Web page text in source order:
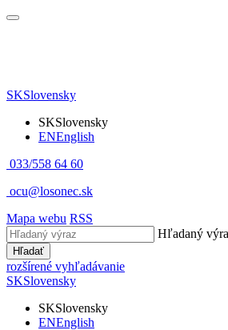
SKSlovensky
SKSlovensky
ENEnglish
033/558 64 60
ocu@losonec.sk
Mapa webu RSS
Hľadaný
Hľadať
rozšírené vyhľadávanie
SKSlovensky
SKSlovensky
ENEnglish